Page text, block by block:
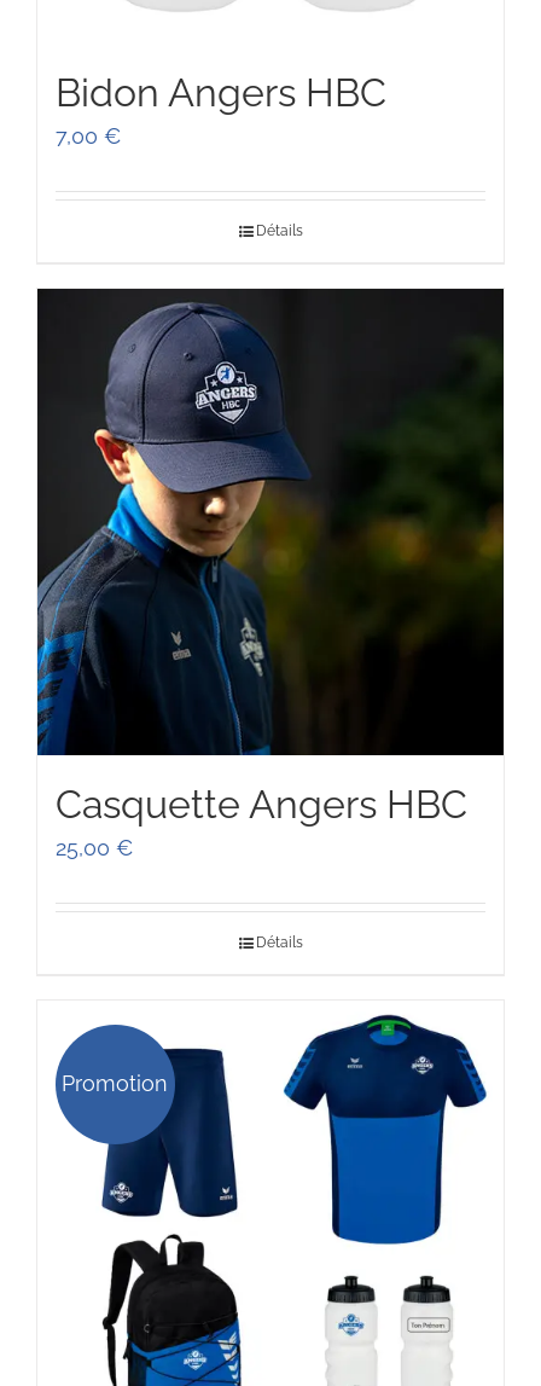
Bidon Angers HBC
7,00 €
Détails
Casquette Angers HBC
25,00 €
Détails
Promotion